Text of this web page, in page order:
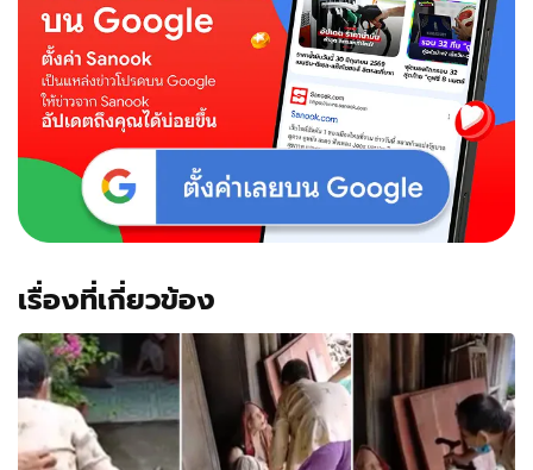
ลาก
อะไร
ยาว
เฟื้อย
มอง
แทบ
ลมจับ
เรื่องที่เกี่ยวข้อง